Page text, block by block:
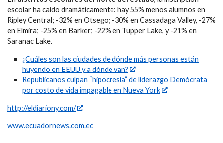
escolar ha caído dramáticamente: hay 55% menos alumnos en
Ripley Central; -32% en Otsego; -30% en Cassadaga Valley, -27%
en Elmira; -25% en Barker; -22% en Tupper Lake, y -21% en
Saranac Lake.
¿Cuáles son las ciudades de dónde más personas están
huyendo en EEUU y a dónde van?
Republicanos culpan “hipocresía” de liderazgo Demócrata
por costo de vida impagable en Nueva York
http://eldiariony.com/
www.ecuadornews.com.ec